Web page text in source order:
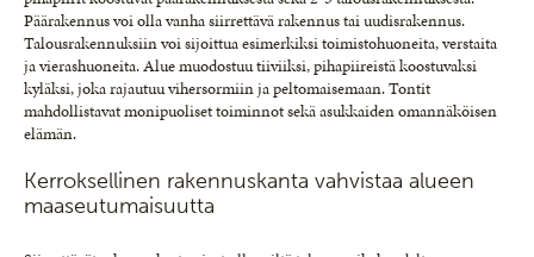
Päärakennus voi olla vanha siirrettävä rakennus tai uudisrakennus.
Talousrakennuksiin voi sijoittua esimerkiksi toimistohuoneita, verstaita
ja vierashuoneita. Alue muodostuu tiiviiksi, pihapiireistä koostuvaksi
kyläksi, joka rajautuu vihersormiin ja peltomaisemaan. Tontit
mahdollistavat monipuoliset toiminnot sekä asukkaiden omannäköisen
elämän.
Kerroksellinen rakennuskanta vahvistaa alueen
maaseutumaisuutta